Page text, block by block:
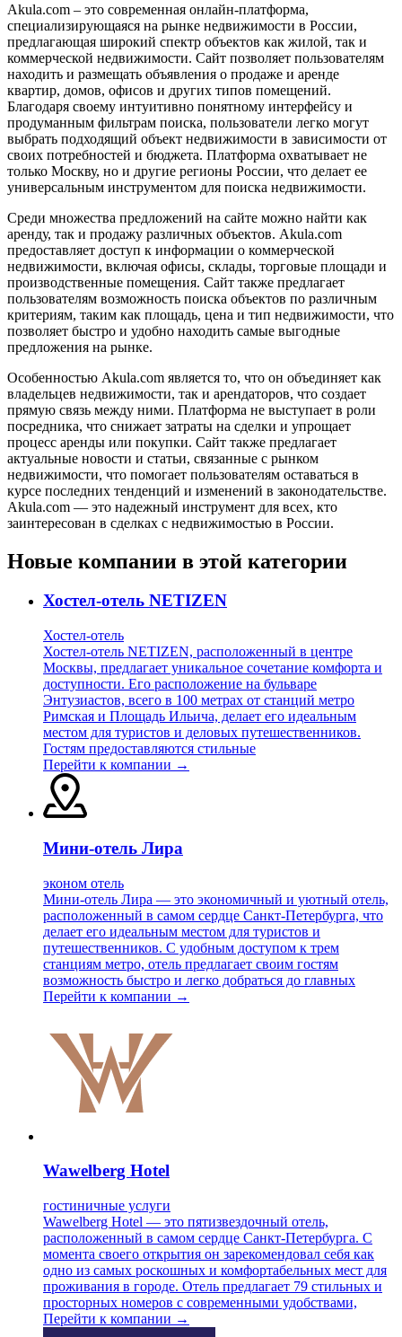
Akula.com – это современная онлайн-платформа,
специализирующаяся на рынке недвижимости в России,
предлагающая широкий спектр объектов как жилой, так и
коммерческой недвижимости. Сайт позволяет пользователям
находить и размещать объявления о продаже и аренде
квартир, домов, офисов и других типов помещений.
Благодаря своему интуитивно понятному интерфейсу и
продуманным фильтрам поиска, пользователи легко могут
выбрать подходящий объект недвижимости в зависимости от
своих потребностей и бюджета. Платформа охватывает не
только Москву, но и другие регионы России, что делает ее
универсальным инструментом для поиска недвижимости.
Среди множества предложений на сайте можно найти как
аренду, так и продажу различных объектов. Akula.com
предоставляет доступ к информации о коммерческой
недвижимости, включая офисы, склады, торговые площади и
производственные помещения. Сайт также предлагает
пользователям возможность поиска объектов по различным
критериям, таким как площадь, цена и тип недвижимости, что
позволяет быстро и удобно находить самые выгодные
предложения на рынке.
Особенностью Akula.com является то, что он объединяет как
владельцев недвижимости, так и арендаторов, что создает
прямую связь между ними. Платформа не выступает в роли
посредника, что снижает затраты на сделки и упрощает
процесс аренды или покупки. Сайт также предлагает
актуальные новости и статьи, связанные с рынком
недвижимости, что помогает пользователям оставаться в
курсе последних тенденций и изменений в законодательстве.
Akula.com — это надежный инструмент для всех, кто
заинтересован в сделках с недвижимостью в России.
Новые компании в этой категории
Хостел-отель NETIZEN
Хостел-отель
Хостел-отель NETIZEN, расположенный в центре
Москвы, предлагает уникальное сочетание комфорта и
доступности. Его расположение на бульваре
Энтузиастов, всего в 100 метрах от станций метро
Римская и Площадь Ильича, делает его идеальным
местом для туристов и деловых путешественников.
Гостям предоставляются стильные
Перейти к компании →
Мини-отель Лира
эконом отель
Мини-отель Лира — это экономичный и уютный отель,
расположенный в самом сердце Санкт-Петербурга, что
делает его идеальным местом для туристов и
путешественников. С удобным доступом к трем
станциям метро, отель предлагает своим гостям
возможность быстро и легко добраться до главных
Перейти к компании →
Wawelberg Hotel
гостиничные услуги
Wawelberg Hotel — это пятизвездочный отель,
расположенный в самом сердце Санкт-Петербурга. С
момента своего открытия он зарекомендовал себя как
одно из самых роскошных и комфортабельных мест для
проживания в городе. Отель предлагает 79 стильных и
просторных номеров с современными удобствами,
Перейти к компании →